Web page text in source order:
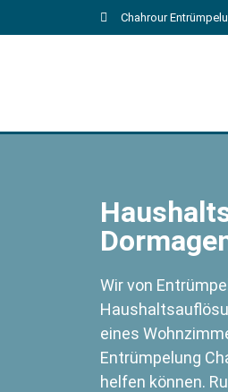
Chahrour
Wir von
eines
Entrümpelung
helfen können.